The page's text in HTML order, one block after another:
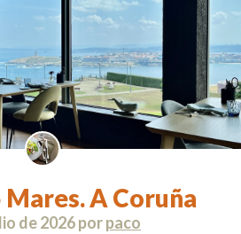
Mares. A Coruña
de 2026porpaco